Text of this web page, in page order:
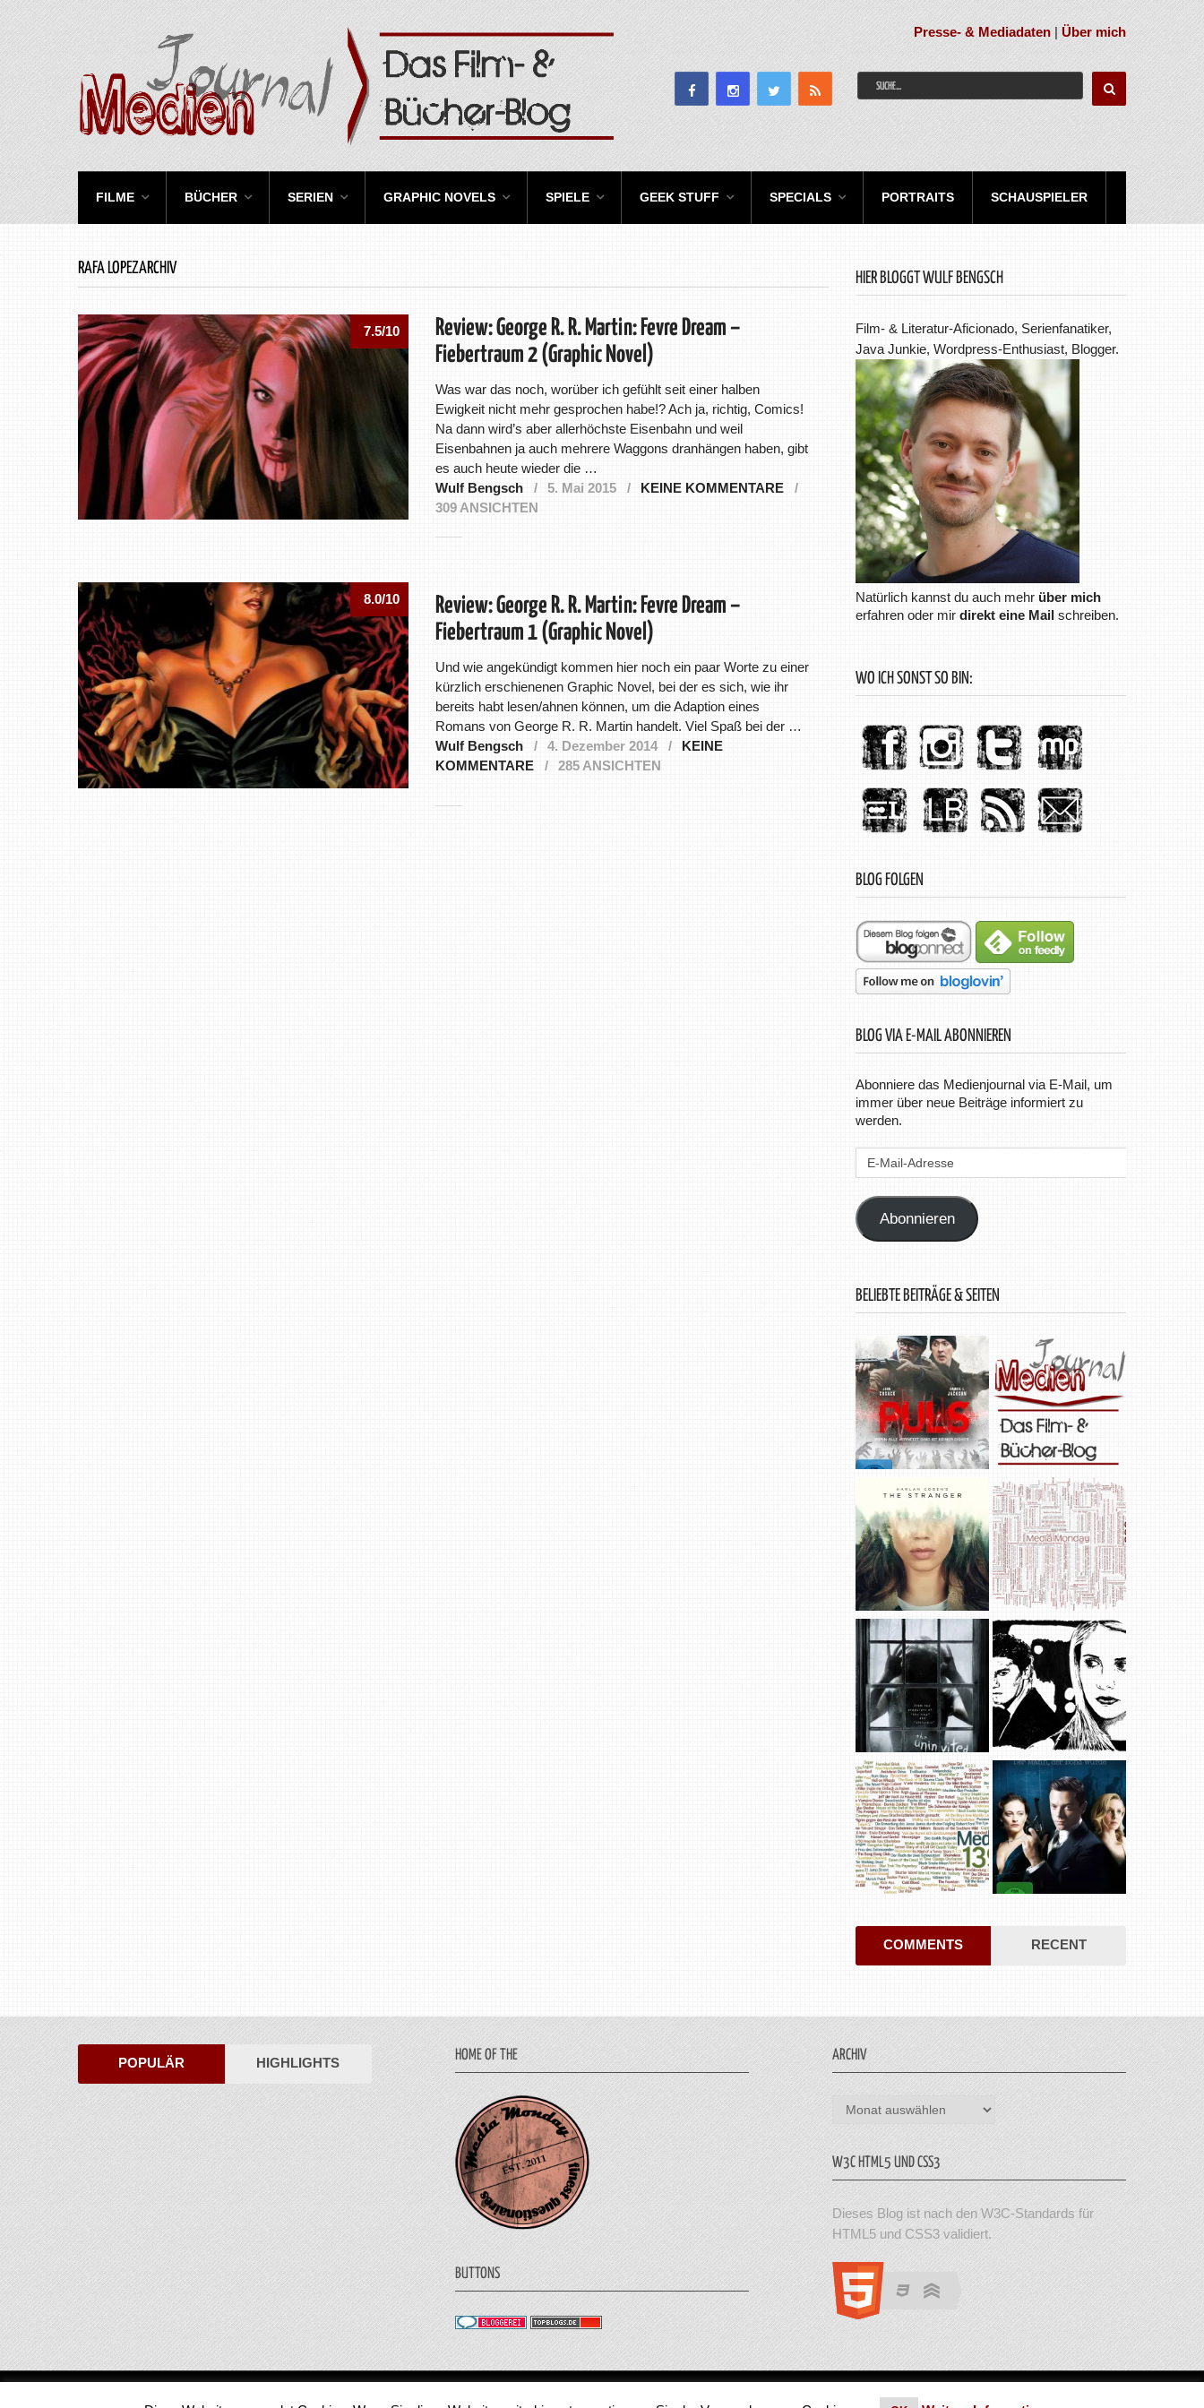
Presse- & Mediadaten |Über mich
FILME BÜCHER SERIEN GRAPHIC NOVELS SPIELE GEEK STUFF SPECIALS PORTRAITS SCHAUSPIELER
RAFA LOPEZARCHIV
7.5/10
Review: George R. R. Martin: Fevre Dream –
Fiebertraum 2 (Graphic Novel)
Was war das noch, worüber ich gefühlt seit einer halben
Ewigkeit nicht mehr gesprochen habe!? Ach ja, richtig, Comics!
Na dann wird’s aber allerhöchste Eisenbahn und weil
Eisenbahnen ja auch mehrere Waggons dranhängen haben, gibt
es auch heute wieder die …
Wulf Bengsch
5. Mai 2015
KEINE KOMMENTARE
309 ANSICHTEN
8.0/10
Review: George R. R. Martin: Fevre Dream –
Fiebertraum 1 (Graphic Novel)
Und wie angekündigt kommen hier noch ein paar Worte zu einer
kürzlich erschienenen Graphic Novel, bei der es sich, wie ihr
bereits habt lesen/ahnen können, um die Adaption eines
Romans von George R. R. Martin handelt. Viel Spaß bei der …
Wulf Bengsch
4. Dezember 2014
KEINE
KOMMENTARE
285 ANSICHTEN
HIER BLOGGT WULF BENGSCH
Film- & Literatur-Aficionado, Serienfanatiker,
Java Junkie, Wordpress-Enthusiast, Blogger.
Natürlich kannst du auch mehr über mich
erfahren oder mirdirekt eine Mail schreiben.
WO ICH SONST SO BIN:
BLOG FOLGEN
BLOG VIA E-MAIL ABONNIEREN
Abonniere das Medienjournal via E-Mail, um
immer über neue Beiträge informiert zu
werden.
E-
Abonnieren
BELIEBTE BEITRÄGE & SEITEN
COMMENTS RECENT
POPULÄR HIGHLIGHTS HOME OF THE
BUTTONS
ARCHIV
Archiv
W3C HTML5 UND CSS3
Dieses Blog ist nach den W3C-Standards für
HTML5 und CSS3 validiert.
Medienjournal Copyright © 2026. © 2011 - 2018 Medienjournal. Alle Rechte vorbehalten. Theme von MyThemeShop. Impressum